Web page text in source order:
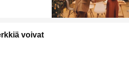
voivat